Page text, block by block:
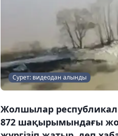
Сурет: видеодан алынды
Жолшылар
872 шақырымындағы